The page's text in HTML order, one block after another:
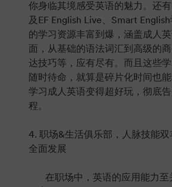
你身临其境感受英语的魅力。还
及EF English Live、Smart
的学习资源丰富到爆，涵盖成人
面，从基础的语法词汇到高级的
达技巧等，应有尽有。而且这些
随时待命，就算是碎片化时间也
学习成人英语变得超好玩，彻底
程。
4. 职场&生活俱乐部，人脉技能双
全面发展
在职场中，英语的应用能力至